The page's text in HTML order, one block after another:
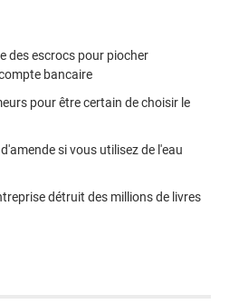
des escrocs pour piocher
bancaire
pour être certain de choisir le
si vous utilisez de l'eau
détruit des millions de livres